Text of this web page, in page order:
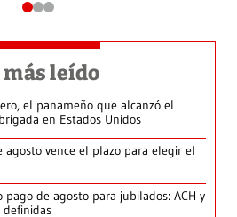
más leído
el panameño que alcanzó el
en Estados Unidos
agosto vence el plazo para elegir el
pago de agosto para jubilados: ACH y
definidas